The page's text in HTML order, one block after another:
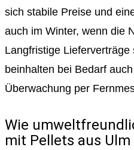
sich stabile Preise und
auch im Winter, wenn die
Langfristige
beinhalten bei Bedarf
Überwachung per
Wie
mit Pellets aus